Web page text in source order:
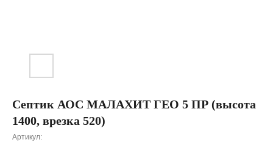
Септик АОС МАЛАХИТ ГЕО 5 ПР (высота
1400, врезка 520)
Артикул: